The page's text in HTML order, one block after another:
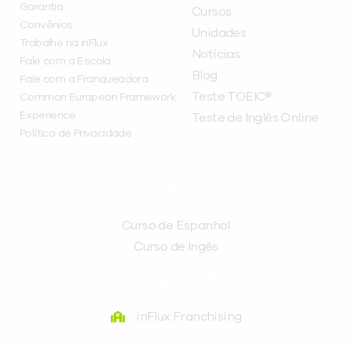
Garantia
Convênios
Trabalhe na inFlux
Fale com a Escola
Fale com a Franqueadora
Common European Framework
Experience
Política de Privacidade
Cursos
Unidades
Notícias
Blog
Teste TOEIC®
Teste de Inglês Online
Curso de Espanhol
Curso de Ingês
inFlux Franchising